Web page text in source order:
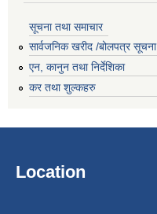
सूचना तथा समाचार
सार्वजनिक खरीद /बोलपत्र सूचना
एन, कानुन तथा निर्देशिका
कर तथा शुल्कहरु
Location